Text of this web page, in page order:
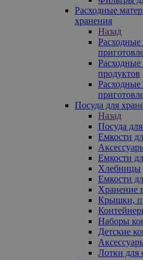
Расходные
хранения
Назад
Расходные
продуктов
Посуда для
Назад
Посуда
Емкости
Емкости
Хлебницы
Емкости
Хранение
Крышки,
Наборы
Детские
Лотки для